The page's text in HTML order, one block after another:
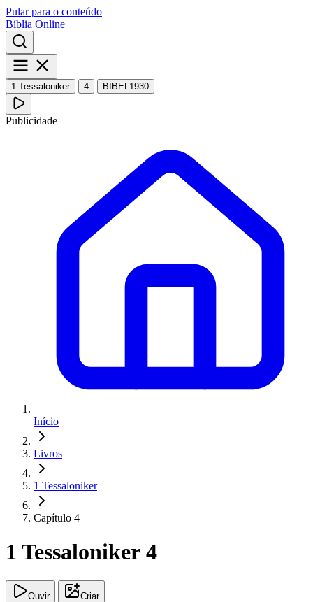
Pular para o conteúdo
Bíblia Online
1 Tessaloniker 4 BIBEL1930
Publicidade
Início
Livros
1 Tessaloniker
Capítulo 4
1 Tessaloniker 4
Ouvir Criar